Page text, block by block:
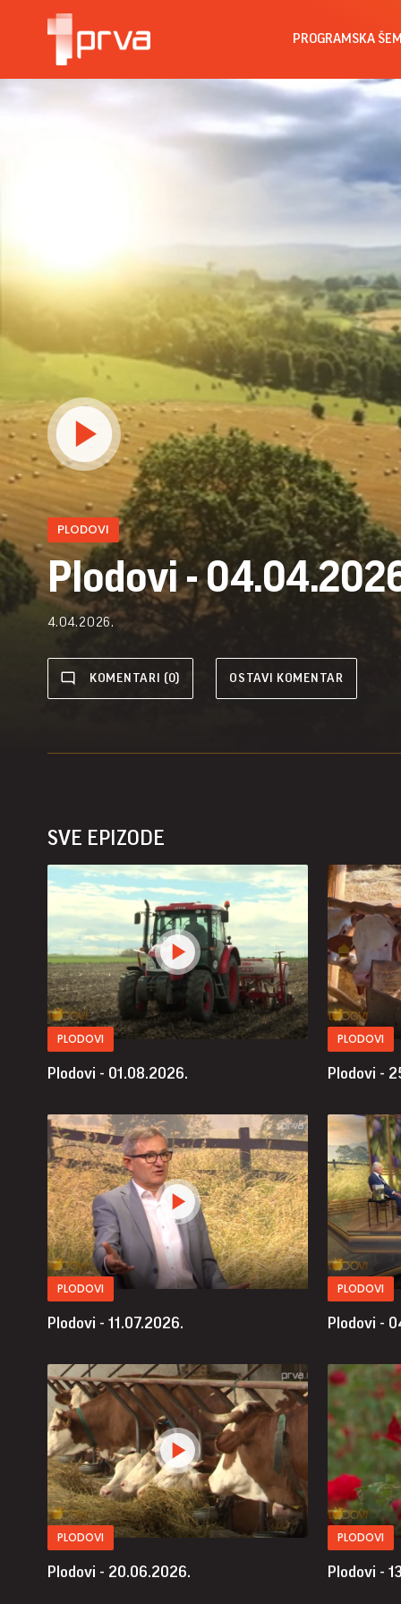
PROGRAMSKA
PLODOVI
Plodovi -
4.04.2026.
KOMENTARI (0) OSTAVI KOMENTAR
SVE EPIZODE
PLODOVI
Plodovi - 01.08.2026.
PLODOVI
Plodovi -
PLODOVI
Plodovi - 11.07.2026.
PLODOVI
Plodovi -
PLODOVI
Plodovi - 20.06.2026.
PLODOVI
Plodovi -